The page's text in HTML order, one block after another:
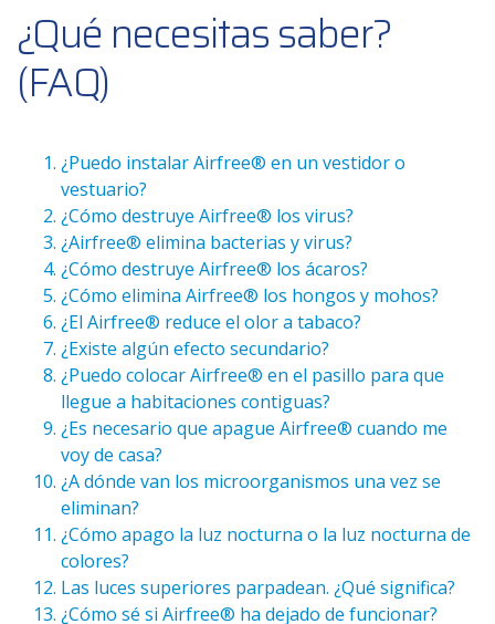
¿Qué necesitas saber?
(FAQ)
¿Puedo instalar Airfree® en un vestidor o
vestuario?
¿Cómo destruye Airfree® los virus?
¿Airfree® elimina bacterias y virus?
¿Cómo destruye Airfree® los ácaros?
¿Cómo elimina Airfree® los hongos y mohos?
¿El Airfree® reduce el olor a tabaco?
¿Existe algún efecto secundario?
¿Puedo colocar Airfree® en el pasillo para que
llegue a habitaciones contiguas?
¿Es necesario que apague Airfree® cuando me
voy de casa?
¿A dónde van los microorganismos una vez se
eliminan?
¿Cómo apago la luz nocturna o la luz nocturna de
colores?
Las luces superiores parpadean. ¿Qué significa?
¿Cómo sé si Airfree® ha dejado de funcionar?